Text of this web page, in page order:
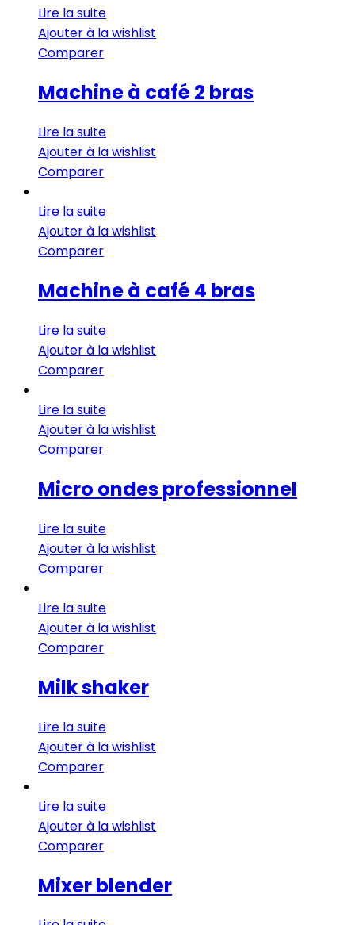
Lire la suite
Ajouter à la wishlist
Comparer
Machine à café 2 bras
Lire la suite
Ajouter à la wishlist
Comparer
Lire la suite
Ajouter à la wishlist
Comparer
Machine à café 4 bras
Lire la suite
Ajouter à la wishlist
Comparer
Lire la suite
Ajouter à la wishlist
Comparer
Micro ondes professionnel
Lire la suite
Ajouter à la wishlist
Comparer
Lire la suite
Ajouter à la wishlist
Comparer
Milk shaker
Lire la suite
Ajouter à la wishlist
Comparer
Lire la suite
Ajouter à la wishlist
Comparer
Mixer blender